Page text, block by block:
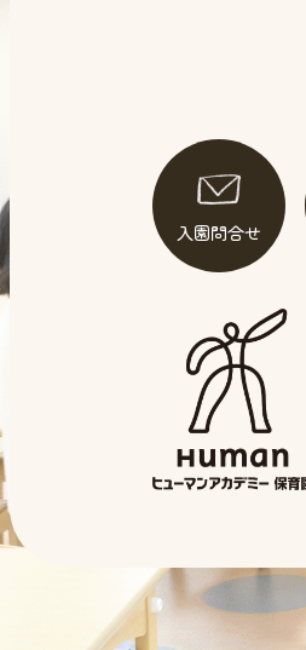
入園問合せ